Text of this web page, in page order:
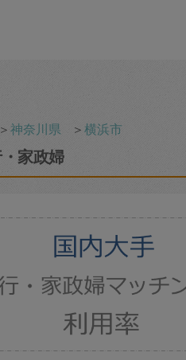
＞神奈川県 ＞横浜市
家政婦